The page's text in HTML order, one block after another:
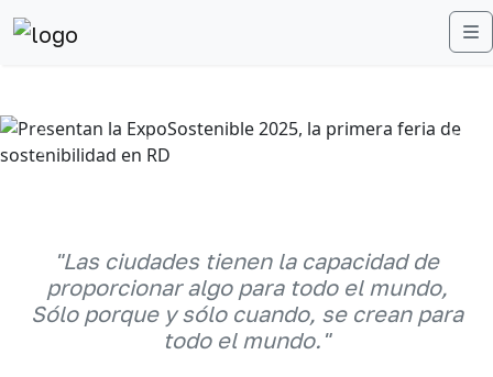
Anterior
"Las ciudades tienen la capacidad de
proporcionar algo para todo el mundo,
Sólo porque y sólo cuando, se crean para
todo el mundo."